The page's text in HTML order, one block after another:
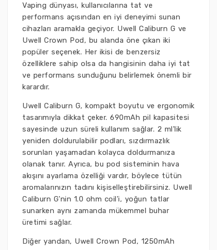
Vaping dünyası, kullanıcılarına tat ve
performans açısından en iyi deneyimi sunan
cihazları aramakla geçiyor. Uwell Caliburn G ve
Uwell Crown Pod, bu alanda öne çıkan iki
popüler seçenek. Her ikisi de benzersiz
özelliklere sahip olsa da hangisinin daha iyi tat
ve performans sunduğunu belirlemek önemli bir
karardır.
Uwell Caliburn G, kompakt boyutu ve ergonomik
tasarımıyla dikkat çeker. 690mAh pil kapasitesi
sayesinde uzun süreli kullanım sağlar. 2 ml'lik
yeniden doldurulabilir podları, sızdırmazlık
sorunları yaşamadan kolayca doldurmanıza
olanak tanır. Ayrıca, bu pod sisteminin hava
akışını ayarlama özelliği vardır, böylece tütün
aromalarınızın tadını kişiselleştirebilirsiniz. Uwell
Caliburn G'nin 1.0 ohm coil'i, yoğun tatlar
sunarken aynı zamanda mükemmel buhar
üretimi sağlar.
Diğer yandan, Uwell Crown Pod, 1250mAh